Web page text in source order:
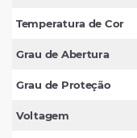
Temperatura de Cor
Grau de Abertura
Grau de Proteção
Voltagem